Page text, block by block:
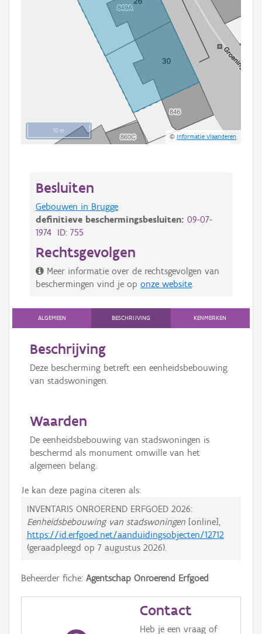
10 m
©Informatie Vlaanderen
Besluiten
Gebouwen in Brugge
definitieve beschermingsbesluiten: 09-07-
1974 ID: 755
Rechtsgevolgen
Meer informatie over de rechtsgevolgen van
beschermingen vind je op onze website
ALGEMEEN BESCHRIJVING KENMERKEN
Beschrijving
Deze bescherming betreft een eenheidsbebouwing
van stadswoningen.
Waarden
De eenheidsbebouwing van stadswoningen is
beschermd als monument omwille van het
algemeen belang.
Je kan deze pagina citeren als:
INVENTARIS ONROEREND ERFGOED 2026:
Eenheidsbebouwing van stadswoningen [online],
https://id.erfgoed.net/aanduidingsobjecten/12712
(geraadpleegd op 7 augustus 2026).
Beheerder fiche: Agentschap Onroerend Erfgoed
Contact
Heb je een vraag of